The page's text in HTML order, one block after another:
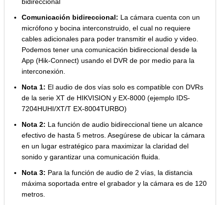
Comunicación bidireccional: La cámara cuenta con un
micrófono y bocina interconstruido, el cual no requiere
cables adicionales para poder transmitir el audio y video.
Podemos tener una comunicación bidireccional desde la
App (Hik-Connect) usando el DVR de por medio para la
interconexión.
Nota 1: El audio de dos vías solo es compatible con DVRs
de la serie XT de HIKVISION y EX-8000 (ejemplo IDS-
7204HUHI/XT/T EX-8004TURBO)
Nota 2: La función de audio bidireccional tiene un alcance
efectivo de hasta 5 metros. Asegúrese de ubicar la cámara
en un lugar estratégico para maximizar la claridad del
sonido y garantizar una comunicación fluida.
Nota 3: Para la función de audio de 2 vías, la distancia
máxima soportada entre el grabador y la cámara es de 120
metros.